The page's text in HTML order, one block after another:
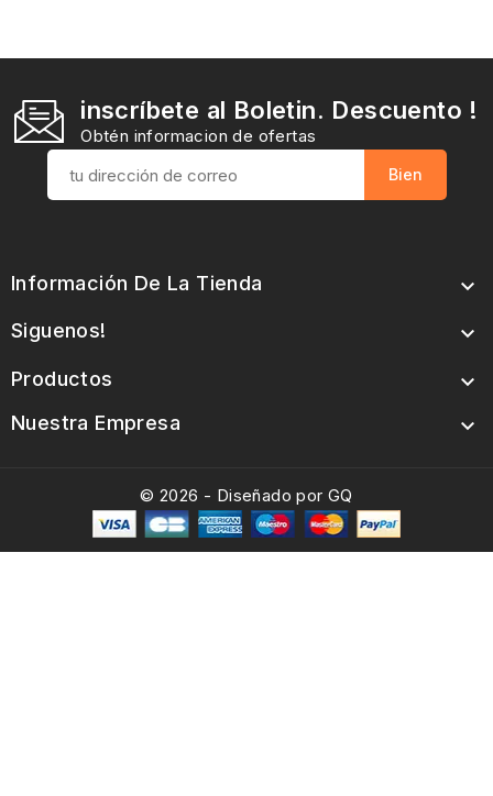
inscríbete al Boletin. Descuento !
Obtén informacion de ofertas
Información De La Tienda 
Siguenos! 
Productos 
Nuestra Empresa 
© 2026 - Diseñado por GQ